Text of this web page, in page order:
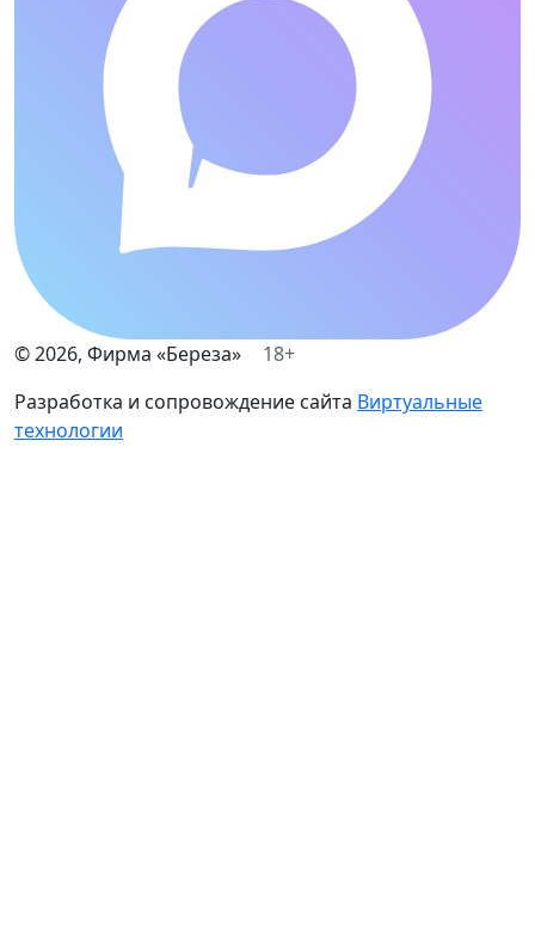
©2026, Фирма «Береза»
18+
Разработка и сопровождение сайта Виртуальные
технологии